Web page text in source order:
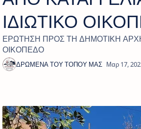
ΙΔΙΩΤΙΚΟ
ΕΡΩΤΗΣΗ ΠΡΟΣ ΤΗ ΔΗΜΟΤΙΚΗ
ΟΙΚΟΠΕΔΟ